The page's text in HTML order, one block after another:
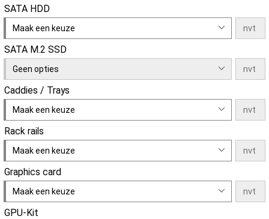
SATA HDD
Maak een keuze
SATA M.2 SSD
Geen opties
Caddies / Trays
Maak een keuze
Rack rails
Maak een keuze
Graphics card
Maak een keuze
GPU-Kit